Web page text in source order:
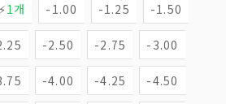
1개 -1.00 -1.25 -1.50
-2.50 -2.75 -3.00
-4.00 -4.25 -4.50